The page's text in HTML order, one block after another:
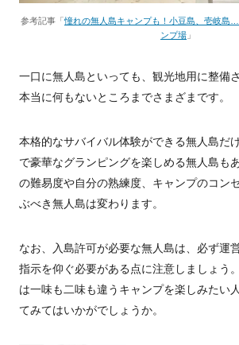
参考記事「憧れの無人島キャンプも！小豆島、壱岐島
ンプ場 」
一口に無人島といっても、観光地用に整備
本当に何もないところまでさまざまです。
本格的なサバイバル体験ができる無人島だ
で豪華なグランピングを楽しめる無人島も
の難易度や自分の熟練度、キャンプのコン
ぶべき無人島は変わります。
なお、入島許可が必要な無人島は、必ず運
指示を仰ぐ必要がある点に注意しましょう
は一味も二味も違うキャンプを楽しみたい
てみてはいかがでしょうか。